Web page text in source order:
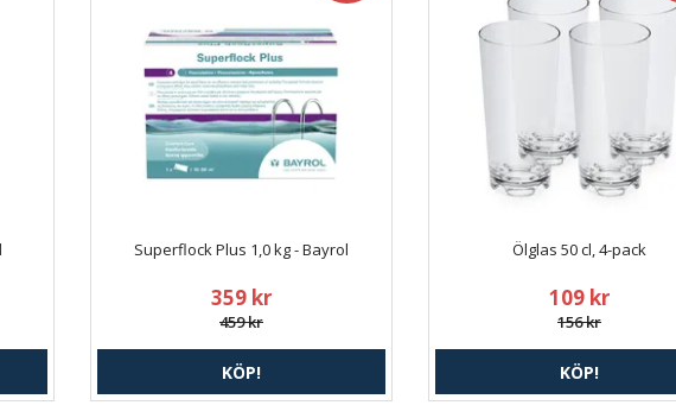
Superflock Plus 1,0 kg - Bayrol
359 kr
459 kr
KÖP!
Ölglas 50 cl, 4-pack
109 kr
156 kr
KÖP!